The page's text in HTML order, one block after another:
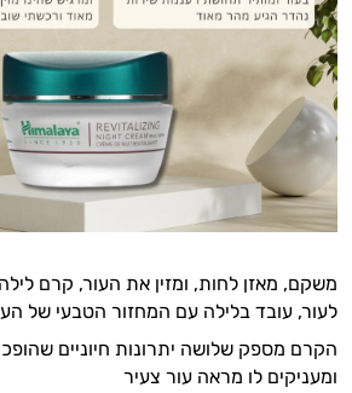
טיפוח
הפנים
מעבר
ליופי
טיפוח
מבפנים
סרומים
משקם, מאזן לחות, ומזין את העור, קרם
לעור, עובד בלילה עם המחזור הטבעי של
הקרם מספק שלושה יתרונות חיוניים
ומעניקים לו מראה עור צעיר